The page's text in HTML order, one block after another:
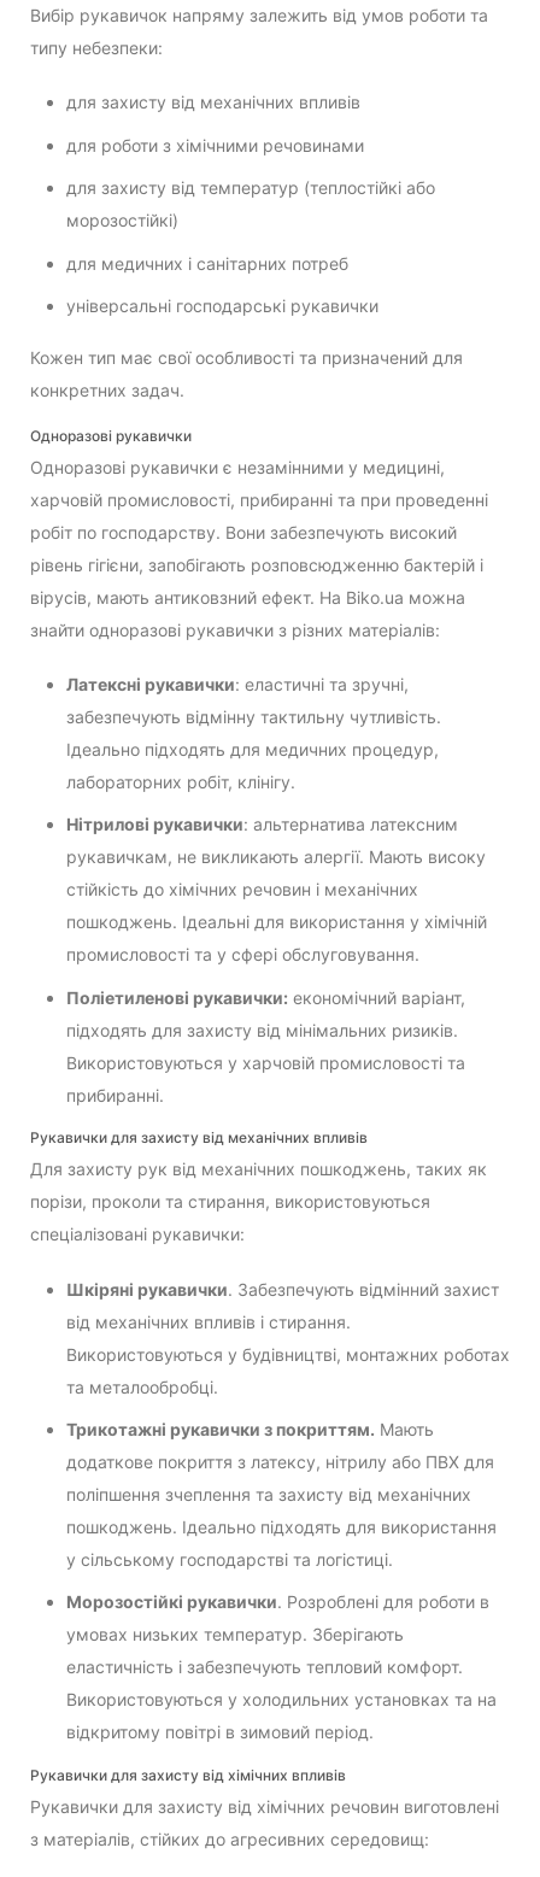
Вибір рукавичок напряму залежить від умов роботи та
типу небезпеки:
для захисту від механічних впливів
для роботи з хімічними речовинами
для захисту від температур (теплостійкі або
морозостійкі)
для медичних і санітарних потреб
універсальні господарські рукавички
Кожен тип має свої особливості та призначений для
конкретних задач.
Одноразові рукавички
Одноразові рукавички є незамінними у медицині,
харчовій промисловості, прибиранні та при проведенні
робіт по господарству. Вони забезпечують високий
рівень гігієни, запобігають розповсюдженню бактерій і
вірусів, мають антиковзний ефект. На Biko.ua можна
знайти одноразові рукавички з різних матеріалів:
Латексні рукавички: еластичні та зручні,
забезпечують відмінну тактильну чутливість.
Ідеально підходять для медичних процедур,
лабораторних робіт, клінігу.
Нітрилові рукавички: альтернатива латексним
рукавичкам, не викликають алергії. Мають високу
стійкість до хімічних речовин і механічних
пошкоджень. Ідеальні для використання у хімічній
промисловості та у сфері обслуговування.
Поліетиленові рукавички: економічний варіант,
підходять для захисту від мінімальних ризиків.
Використовуються у харчовій промисловості та
прибиранні.
Рукавички для захисту від механічних впливів
Для захисту рук від механічних пошкоджень, таких як
порізи, проколи та стирання, використовуються
спеціалізовані рукавички:
Шкіряні рукавички. Забезпечують відмінний захист
від механічних впливів і стирання.
Використовуються у будівництві, монтажних роботах
та металообробці.
Трикотажні рукавички з покриттям. Мають
додаткове покриття з латексу, нітрилу або ПВХ для
поліпшення зчеплення та захисту від механічних
пошкоджень. Ідеально підходять для використання
у сільському господарстві та логістиці.
Морозостійкі рукавички. Розроблені для роботи в
умовах низьких температур. Зберігають
еластичність і забезпечують тепловий комфорт.
Використовуються у холодильних установках та на
відкритому повітрі в зимовий період.
Рукавички для захисту від хімічних впливів
Рукавички для захисту від хімічних речовин виготовлені
з матеріалів, стійких до агресивних середовищ: